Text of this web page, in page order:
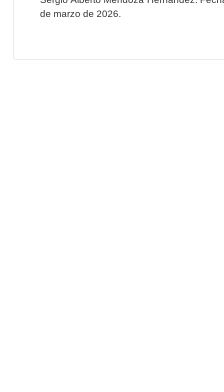
de marzo de 2026.